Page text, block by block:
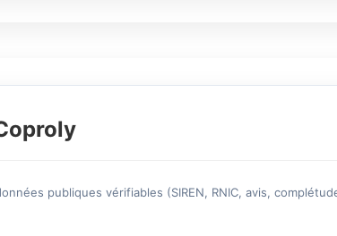
publiques vérifiables (SIREN, RNIC, avis,